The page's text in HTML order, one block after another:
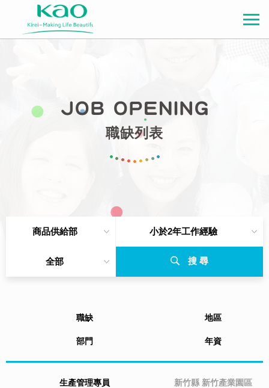
職缺列表
商品供給部 小於2年工作經驗
全部 搜 尋
職缺 地區
部門 年資
生產管理專員 新竹縣 新竹產業園區